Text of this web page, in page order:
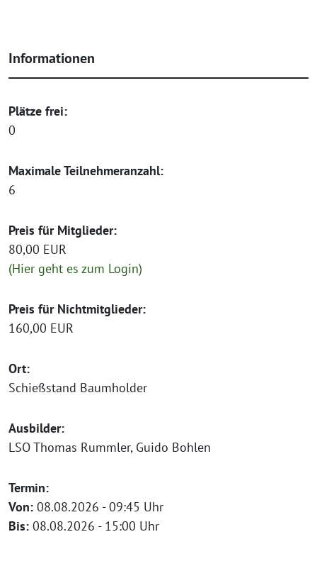
Informationen
Plätze frei:
0
Maximale Teilnehmeranzahl:
6
Preis für Mitglieder:
80,00 EUR
(Hier geht es zum Login)
Preis für Nichtmitglieder:
160,00 EUR
Ort:
Schießstand Baumholder
Ausbilder:
LSO Thomas Rummler, Guido Bohlen
Termin:
Von: 08.08.2026 - 09:45 Uhr
Bis: 08.08.2026 - 15:00 Uhr